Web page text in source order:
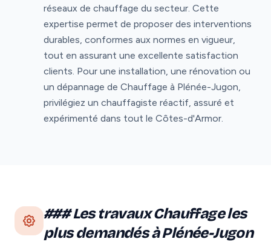
réseaux de chauffage du secteur. Cette
expertise permet de proposer des interventions
durables, conformes aux normes en vigueur,
tout en assurant une excellente satisfaction
clients. Pour une installation, une rénovation ou
un dépannage de Chauffage à Plénée-Jugon,
privilégiez un chauffagiste réactif, assuré et
expérimenté dans tout le Côtes-d'Armor.
### Les travaux Chauffage les
plus demandés à Plénée-Jugon